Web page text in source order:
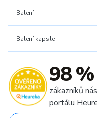
Balení
Balení kapsle
98 %
zákazníků
portálu